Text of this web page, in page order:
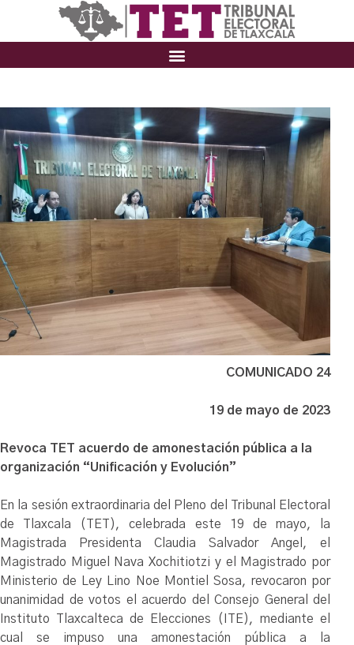
COMUNICADO 24
19 de mayo de 2023
Revoca TET acuerdo de amonestación pública a la
organización “Unificación y Evolución”
En la sesión extraordinaria del Pleno del Tribunal Electoral
de Tlaxcala (TET), celebrada este 19 de mayo, la
Magistrada Presidenta Claudia Salvador Angel, el
Magistrado Miguel Nava Xochitiotzi y el Magistrado por
Ministerio de Ley Lino Noe Montiel Sosa, revocaron por
unanimidad de votos el acuerdo del Consejo General del
Instituto Tlaxcalteca de Elecciones (ITE), mediante el
cual se impuso una amonestación pública a la